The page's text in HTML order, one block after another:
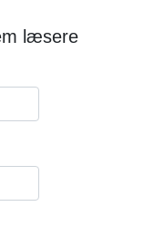
læsere